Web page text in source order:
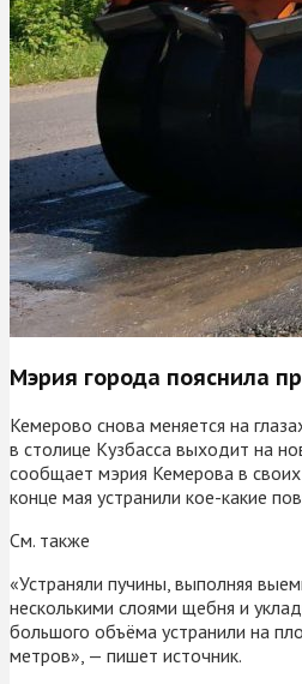
Мэрия города пояснила
Кемерово снова меняется на
в столице Кузбасса выходит на
сообщает мэрия Кемерова в своих
конце мая устранили кое-какие
См. также
«Устраняли пучины, выполняя
несколькими слоями щебня и
большого объёма устранили на
метров», — пишет источник.